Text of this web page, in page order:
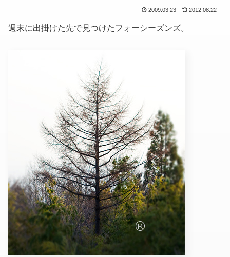
2009.03.23 2012.08.22
週末に出掛けた先で見つけたフォーシーズンズ。